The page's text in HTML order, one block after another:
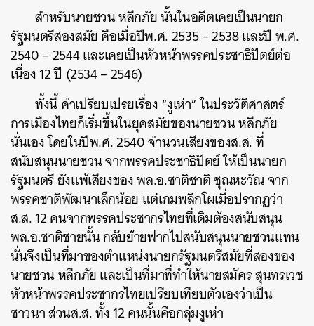
สำหรับนายชวน หลีกภัย นั้นในอดีตเคยเป็นนายก
รัฐมนตรีสองสมัย คือเมื่อปีพ.ศ. 2535 – 2538 และปี พ.ศ.
2540 – 2544 และเคยเป็นหัวหน้าพรรคประชาธิปัตย์ต่อ
เนื่อง 12 ปี (2534 – 2546)
ทั้งนี้ คำเปรียบเปรยเรื่อง “งูเห่า” ในประวัติศาสตร์
การเมืองไทยก็เริ่มขึ้นในยุคสมัยของนายชวน หลีกภัย
นั่นเอง โดยในปีพ.ศ. 2540 จำนวนเสียงของส.ส. ที่
สนับสนุนนายชวน จากพรรคประชาธิปัตย์ ให้เป็นนายก
รัฐมนตรี ยังแพ้เสียงของ พล.อ.ชาติชาติ ชุณหะวัณ จาก
พรรคชาติพัฒนาเล็กน้อย แต่เกมพลิกโผเมื่อปรากฏว่า
ส.ส. 12 คนจากพรรคประชากรไทยที่เดิมต้องสนับสนุน
พล.อ.ชาติชายนั้น กลับย้ายฟากไปสนับสนุนนายชวนแทน
นั่นจึงเป็นที่มาของตำแหน่งนายกรัฐมนตรีสมัยที่สองของ
นายชวน หลีกภัย และเป็นที่มาที่ทำให้นายสมัคร สุนทรเวช
หัวหน้าพรรคประชากรไทยเปรียบเทียบตัวเองว่าเป็น
ชาวนา ส่วนส.ส. ทั้ง 12 คนนั้นคือกลุ่มงูเห่า